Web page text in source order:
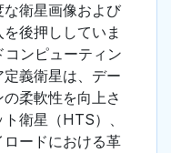
衛星画像および
後押ししていま
ンピューティン
義衛星は、デー
柔軟性を向上さ
衛星（HTS）、
ードにおける革